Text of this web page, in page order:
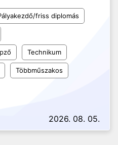
friss diplomás
Technikum
Többműszakos
2026. 08. 05.